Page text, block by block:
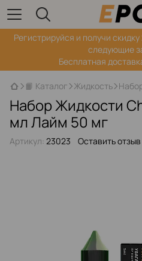
Регистрируйся‌ и получи
следующие
Бесплатная
📙 Каталог Жидкость
Набор Жидкости
мл Лайм 50 мг
Артикул: 23023 Оставить отзыв